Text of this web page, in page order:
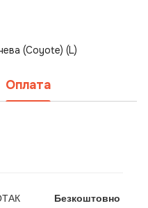
(Coyote) (L)
Оплата
Безкоштовно